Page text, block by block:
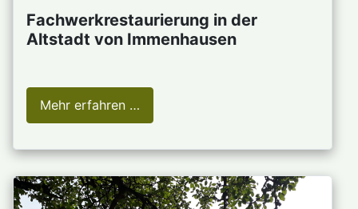
Fachwerkrestaurierung in der
Altstadt von Immenhausen
Mehr erfahren …